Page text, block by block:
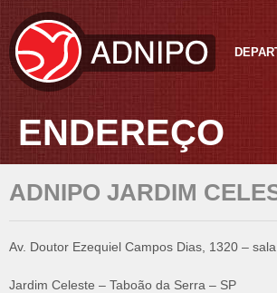
ENDEREÇO
ADNIPO JARDIM
Av. Doutor Ezequiel Campos Dias, 1320 – sala
Jardim Celeste – Taboão da Serra – SP